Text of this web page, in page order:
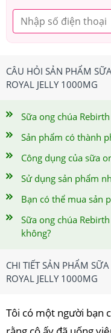
CÂU HỎI SẢN PHẨM
ROYAL JELLY 1000MG
Sữa ong chúa
Sản phẩm có thành
Công dụng của sữa
Sử dụng sản phẩm
Bạn có thể mua sản
Sữa ong chúa
không?
CHI TIẾT SẢN PHẨM
ROYAL JELLY 1000MG
Tôi có một người bạn